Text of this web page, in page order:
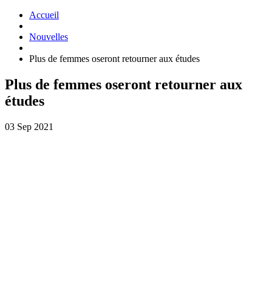
Accueil
Nouvelles
Plus de femmes oseront retourner aux études
Plus de femmes oseront retourner aux
études
03 Sep 2021